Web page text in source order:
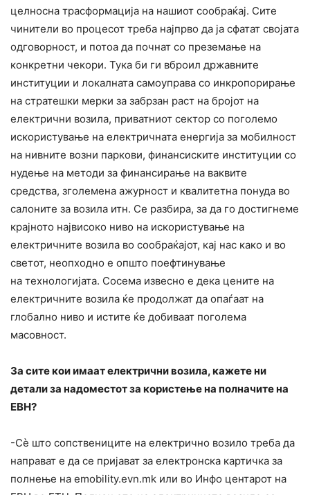
целносна трасформација на нашиот сообраќај. Сите
чинители во процесот треба најпрво да ја сфатат својата
одговорност, и потоа да почнат со преземање на
конкретни чекори. Тука би ги вброил државните
институции и локалната самоуправа со инкропорирање
на стратешки мерки за забрзан раст на бројот на
електрични возила, приватниот сектор со поголемо
искористување на електричната енергија за мобилност
на нивните возни паркови, финансиските институции со
нудење на методи за финансирање на ваквите
средства, зголемена ажурност и квалитетна понуда во
салоните за возила итн. Се разбира, за да го достигнеме
крајното највисоко ниво на искористување на
електричните возила во сообраќајот, кај нас како и во
светот, неопходно е општо поефтинување
на технологијата. Сосема извесно е дека цените на
електричните возила ќе продолжат да опаѓаат на
глобално ниво и истите ќе добиваат поголема
масовност.
За сите кои имаат електрични возила, кажете ни
детали за надоместот за користење на полначите на
ЕВН?
-Сѐ што сопствениците на електрично возило треба да
направат е да се пријават за електронска картичка за
полнење на emobility.evn.mk или во Инфо центарот на